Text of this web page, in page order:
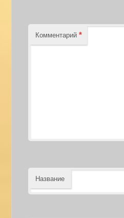
Комментарий*
Название